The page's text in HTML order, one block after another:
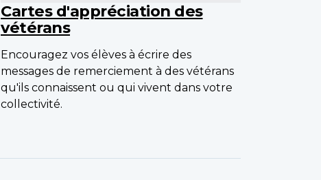
Cartes d'appréciation des
vétérans
Encouragez vos élèves à écrire des
messages de remerciement à des vétérans
qu'ils connaissent ou qui vivent dans votre
collectivité.